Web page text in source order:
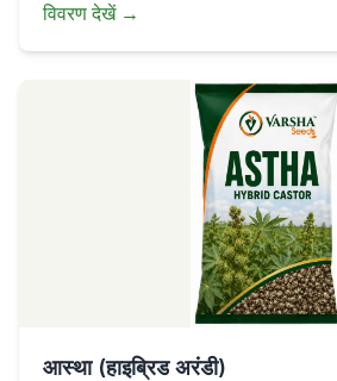
विवरण देखें→
आस्था (हाइब्रिड अरंडी)